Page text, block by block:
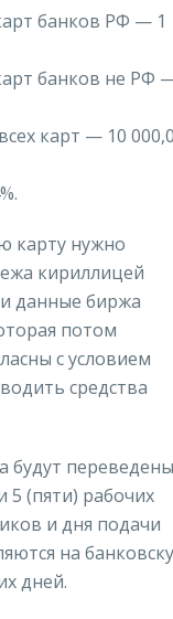
банков РФ — 1
банков не РФ
карт — 10
карту нужно
кириллицей
данные биржа
потом
с условием
средства
будут переведены
5 (пяти) рабочих
и дня подачи
на
дней.